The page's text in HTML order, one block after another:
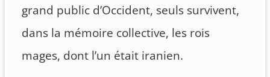
grand public d’Occident, seuls survivent,
dans la mémoire collective, les rois
mages, dont l’un était iranien.